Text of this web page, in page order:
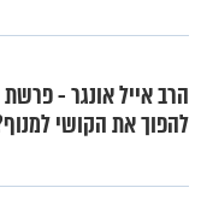
הרב אייל אונגר -
להפוך את הקושי